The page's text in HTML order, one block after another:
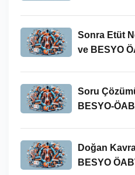
Sonra Etüt
ve BESYO
Soru
BESYO-
Doğan
BESYO